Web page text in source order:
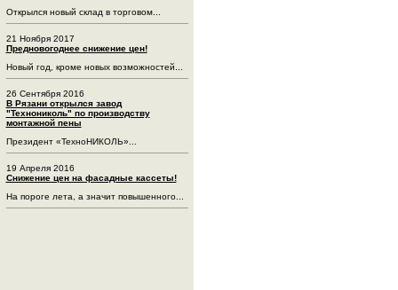
Открылся новый склад в торговом...
21 Ноября 2017
Предновогоднее снижение цен!
Новый год, кроме новых возможностей...
26 Сентября 2016
В Рязани открылся завод
"Технониколь" по производству
монтажной пены
Президент «ТехноНИКОЛЬ»...
19 Апреля 2016
Снижение цен на фасадные кассеты!
На пороге лета, а значит повышенного...